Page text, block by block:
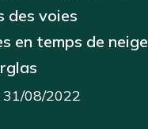
des voies
en temps de neige
08/2022